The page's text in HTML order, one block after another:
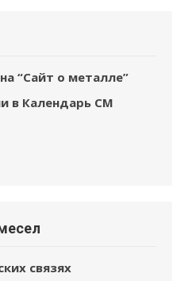
“Сайт о металле”
в Календарь СМ
связях